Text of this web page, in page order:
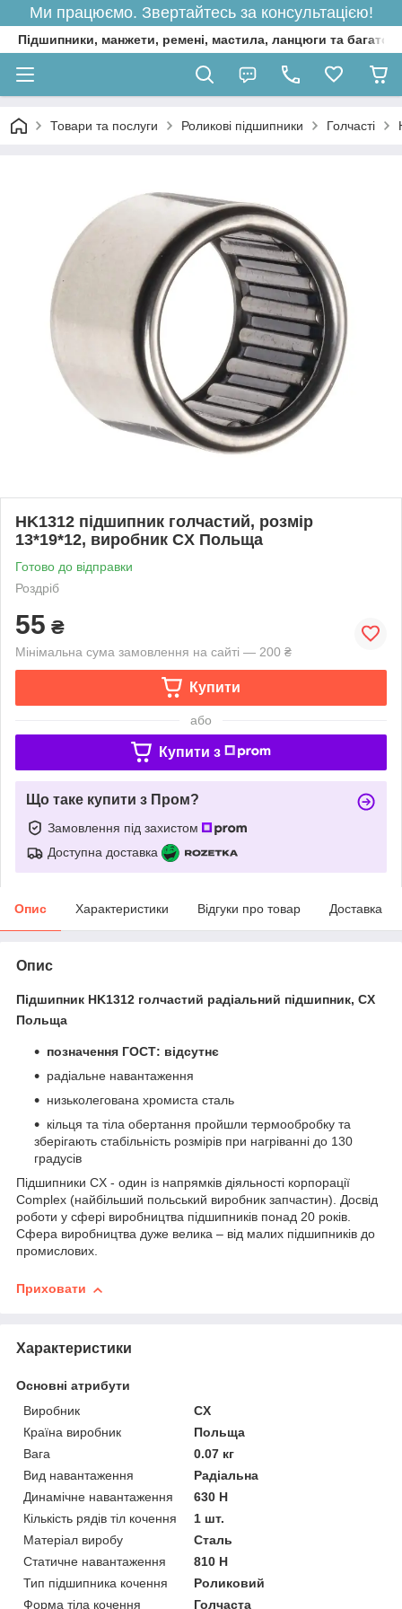
Ми працюємо. Звертайтесь за консультацією!
Підшипники, манжети, ремені, мастила, ланцюги та багато
Товари та послуги Роликові підшипники Голчасті
HK1312 підшипник голчастий, розмір
13*19*12, виробник CX Польща
Готово до відправки
Роздріб
55 ₴
Мінімальна сума замовлення на сайті — 200 ₴
Купити
або
Купити з
Що таке купити з Пром?
Замовлення під захистом
Доступна доставка
Опис Характеристики Відгуки про товар Доставка
Опис
Підшипник HK1312 голчастий радіальний підшипник, CX
Польща
позначення ГОСТ: відсутнє
радіальне навантаження
низьколегована хромиста сталь
кільця та тіла обертання пройшли термообробку та
зберігають стабільність розмірів при нагріванні до 130
градусів
Підшипники CX - один із напрямків діяльності корпорації
Complex (найбільший польський виробник запчастин). Досвід
роботи у сфері виробництва підшипників понад 20 років.
Сфера виробництва дуже велика – від малих підшипників до
промислових.
Приховати
Характеристики
Основні атрибути
Виробник
CX
Країна виробник
Польща
Вага
0.07 кг
Вид навантаження
Радіальна
Динамічне навантаження
630 Н
Кількість рядів тіл кочення
1 шт.
Матеріал виробу
Сталь
Статичне навантаження
810 Н
Тип підшипника кочення
Роликовий
Форма тіла кочення
Голчаста